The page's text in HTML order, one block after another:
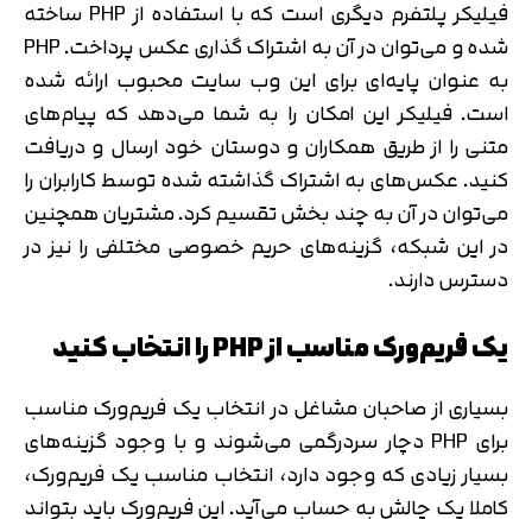
فیلیکر پلتفرم دیگری است که با استفاده از PHP ساخته
شده و می‌توان در آن به اشتراک گذاری عکس پرداخت. PHP
به عنوان پایه‌ای برای این وب سایت محبوب ارائه شده
است. فیلیکر این امکان را به شما می‌دهد که پیام‌های
متنی را از طریق همکاران و دوستان خود ارسال و دریافت
کنید. عکس‌های به اشتراک گذاشته شده توسط کارابران را
می‌توان در آن به چند بخش تقسیم کرد. مشتریان همچنین
در این شبکه، گزینه‌های حریم خصوصی مختلفی را نیز در
دسترس دارند.
یک فریم‌ورک مناسب از PHP را انتخاب کنید
بسیاری از صاحبان مشاغل در انتخاب یک فریم‌ورک مناسب
برای PHP دچار سردرگمی می‌شوند و با وجود گزینه‌های
بسیار زیادی که وجود دارد، انتخاب مناسب یک فریم‌ورک،
کاملا یک چالش به حساب می‌آید. این فریم‌ورک باید بتواند